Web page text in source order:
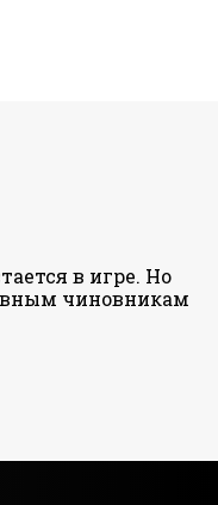
в игре. Но
чиновникам